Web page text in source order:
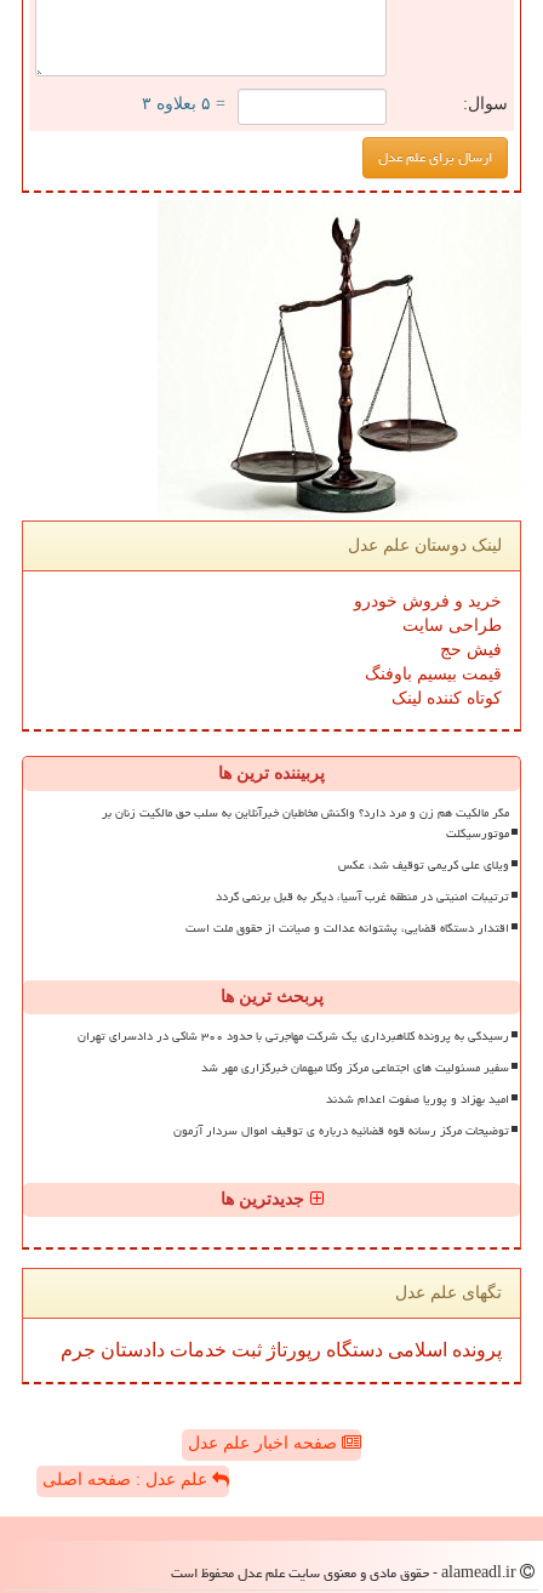
سوال: = ۵ بعلاوه ۳
لینک دوستان علم عدل
خرید و فروش خودرو
طراحی سایت
فیش حج
قیمت بیسیم باوفنگ
کوتاه کننده لینک
پربیننده ترین ها
مگر مالکیت هم زن و مرد دارد؟ واکنش مخاطبان خبرآنلاین به سلب حق مالکیت زنان بر
موتورسیکلت
ویلای علی کریمی توقیف شد، عکس
ترتیبات امنیتی در منطقه غرب آسیا، دیگر به قبل برنمی گردد
اقتدار دستگاه قضایی، پشتوانه عدالت و صیانت از حقوق ملت است
پربحث ترین ها
رسیدگی به پرونده کلاهبرداری یک شرکت مهاجرتی با حدود ۳۰۰ شاکی در دادسرای تهران
سفیر مسئولیت های اجتماعی مرکز وکلا میهمان خبرگزاری مهر شد
امید بهزاد و پوریا صفوت اعدام شدند
توضیحات مرکز رسانه قوه قضائیه درباره ی توقیف اموال سردار آزمون
جدیدترین ها
تگهای علم عدل
پرونده اسلامی دستگاه رپورتاژ ثبت خدمات دادستان جرم
صفحه اخبار علم عدل
علم عدل : صفحه اصلی